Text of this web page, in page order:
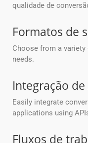
qualidade de
Formatos de
Choose from a
needs.
Integração de
Easily integrate
applications using
Fluxos de